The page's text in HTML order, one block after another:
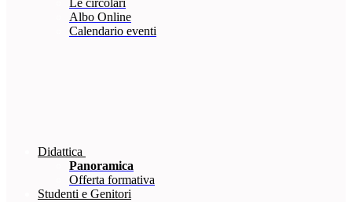
Le circolari
Albo Online
Calendario eventi
Didattica
Panoramica
Offerta formativa
Studenti e Genitori